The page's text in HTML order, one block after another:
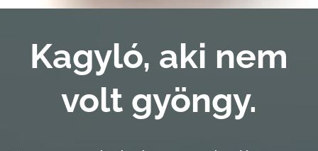
Kagyló, aki nem
volt gyöngy.